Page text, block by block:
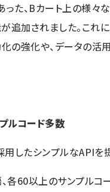
た、Bカート上の様々
が追加されました。これ
の強化や、データの活
ルコード多数
したシンプルなAPIを
各60以上のサンプル